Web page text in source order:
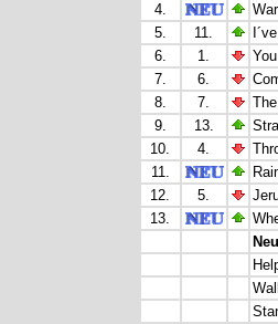
4.
5.
11.
6.
1.
7.
6.
8.
7.
9.
13.
10.
4.
11.
12.
5.
13.